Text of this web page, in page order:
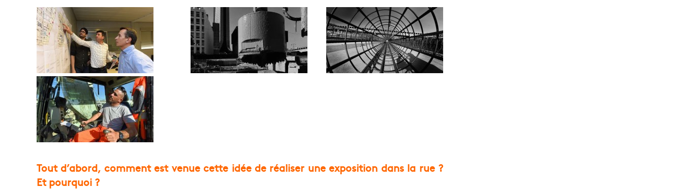
Tout d’abord, comment est venue cette idée de réaliser une exposition dans la rue ?
Et pourquoi ?